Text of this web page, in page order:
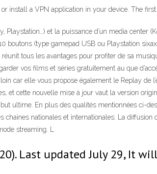
install a VPN application in your device. The
et la puissance d’un media center
(type gamepad USB ou Playstation
tous les avantages pour profiter de sa
vos films et séries gratuitement au que
car elle vous propose également le Replay de
cette nouvelle mise à jour vaut la version
ultime. En plus des qualités mentionnées ci-
nationales et internationales. La diffusion
streaming. L
Last updated July 29, It